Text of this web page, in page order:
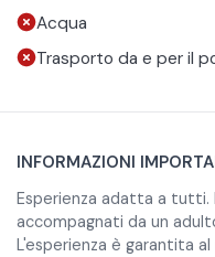
Acqua
Trasporto da e per il
INFORMAZIONI
Esperienza adatta a tutti.
accompagnati da un
L'esperienza è garantita